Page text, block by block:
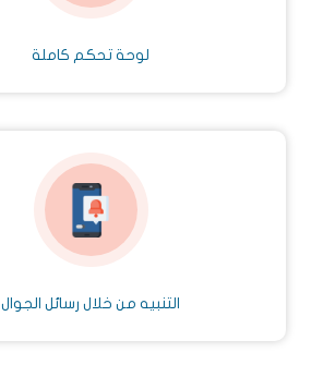
لوحة تحكم كاملة
التنبيه من خلال رسائل الجوال